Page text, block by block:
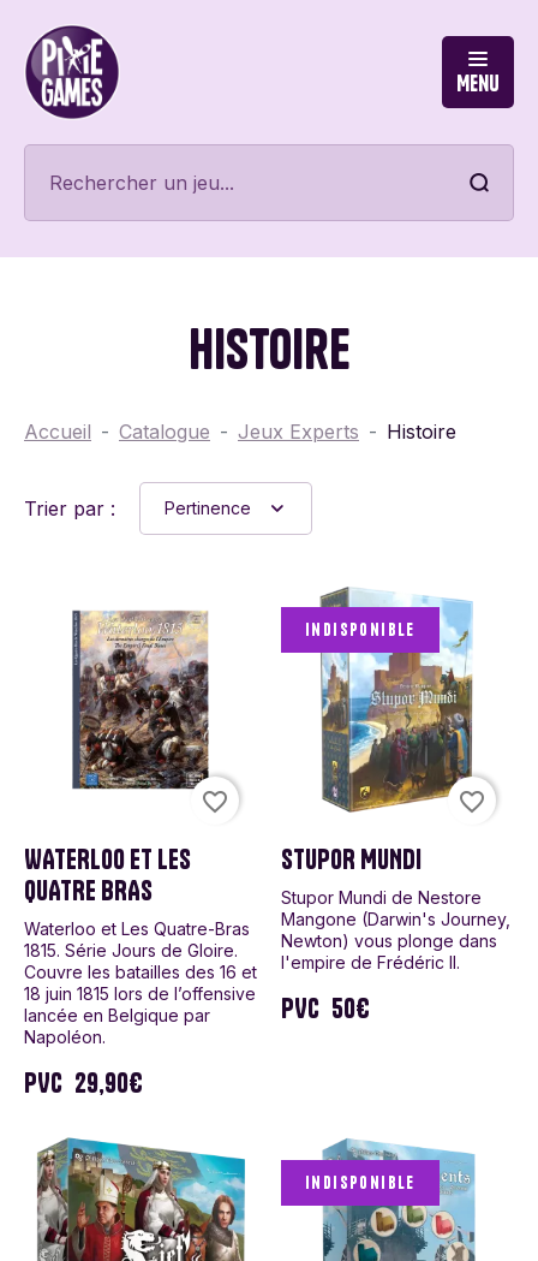
Menu
Histoire
Accueil Catalogue Jeux Experts Histoire
Trier par : Pertinence
WATERLOO ET LES
QUATRE BRAS
Waterloo et Les Quatre-Bras
1815. Série Jours de Gloire.
Couvre les batailles des 16 et
18 juin 1815 lors de l’offensive
lancée en Belgique par
Napoléon.
PVC 29,90€
favorite_border
Indisponible
STUPOR MUNDI
Stupor Mundi de Nestore
Mangone (Darwin's Journey,
Newton) vous plonge dans
l'empire de Frédéric II.
PVC 50€
favorite_border
Indisponible